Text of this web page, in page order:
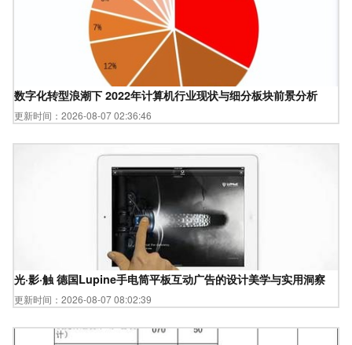
数字化转型浪潮下 2022年计算机行业现状与细分板块前景分析
更新时间：2026-08-07 02:36:46
光·影·触 德国Lupine手电筒平板互动广告的设计美学与实用洞察
更新时间：2026-08-07 08:02:39